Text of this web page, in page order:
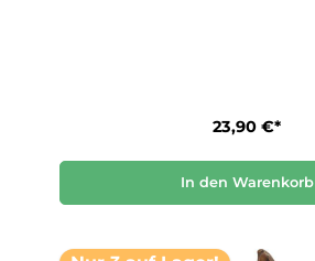
23,90 €*
In den Warenkorb